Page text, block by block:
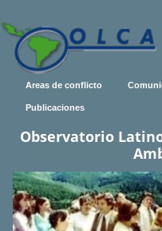
Areas de conflicto
Publicaciones
Observatorio